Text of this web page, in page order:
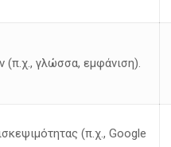
και στην αποκοπή
(π.χ., γλώσσα, εμφάνιση).
(π.χ., Google